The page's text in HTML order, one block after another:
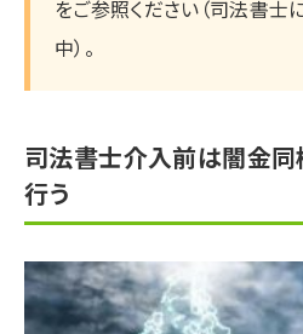
をご参照ください（司法書士
中）。
司法書士介入前は闇金
行う